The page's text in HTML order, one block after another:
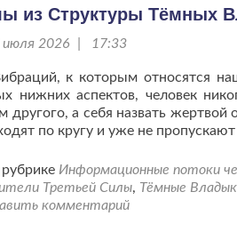
из Структуры Тёмных
июля 2026 | 17:33
к которым относятся
нижних аспектов, человек
другого, а себя назвать
по кругу и уже не
Информационные потоки
Третьей Силы, Тёмные
комментарий